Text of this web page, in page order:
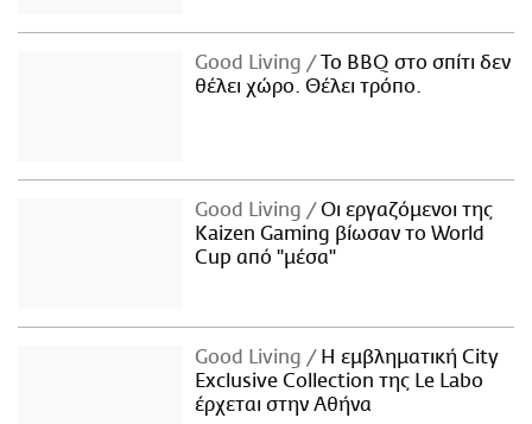
Good Living
Το BBQ στο σπίτι δεν
θέλει χώρο. Θέλει τρόπο.
Good Living
Οι εργαζόμενοι της
Kaizen Gaming βίωσαν το World
Cup από "μέσα"
Good Living
Η εμβληματική City
Exclusive Collection της Le Labo
έρχεται στην Αθήνα